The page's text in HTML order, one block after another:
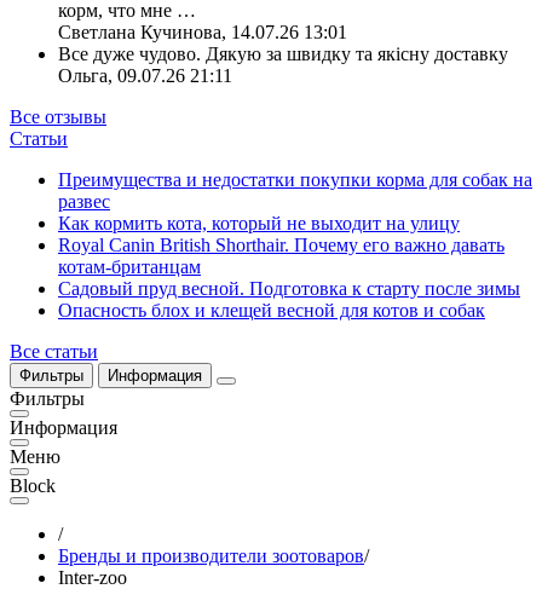
корм, что мне …
Светлана Кучинова, 14.07.26 13:01
Все дуже чудово. Дякую за швидку та якісну доставку
Ольга, 09.07.26 21:11
Все отзывы
Статьи
Преимущества и недостатки покупки корма для собак на
развес
Как кормить кота, который не выходит на улицу
Royal Canin British Shorthair. Почему его важно давать
котам-британцам
Садовый пруд весной. Подготовка к старту после зимы
Опасность блох и клещей весной для котов и собак
Все статьи
Фильтры Информация
Фильтры
Информация
Меню
Block
/
Бренды и производители зоотоваров/
Inter-zoo